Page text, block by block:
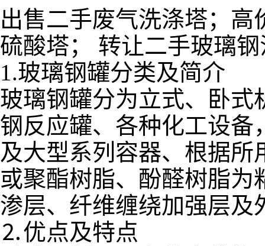
出售二手废气洗涤塔；
硫酸塔； 转让二手玻璃
1.玻璃钢罐分类及简介
玻璃钢罐分为立式、卧式
钢反应罐、各种化工设备
及大型系列容器、根据
或聚酯树脂、酚醛树脂
渗层、纤维缠绕加强层及
⒉优点及特点